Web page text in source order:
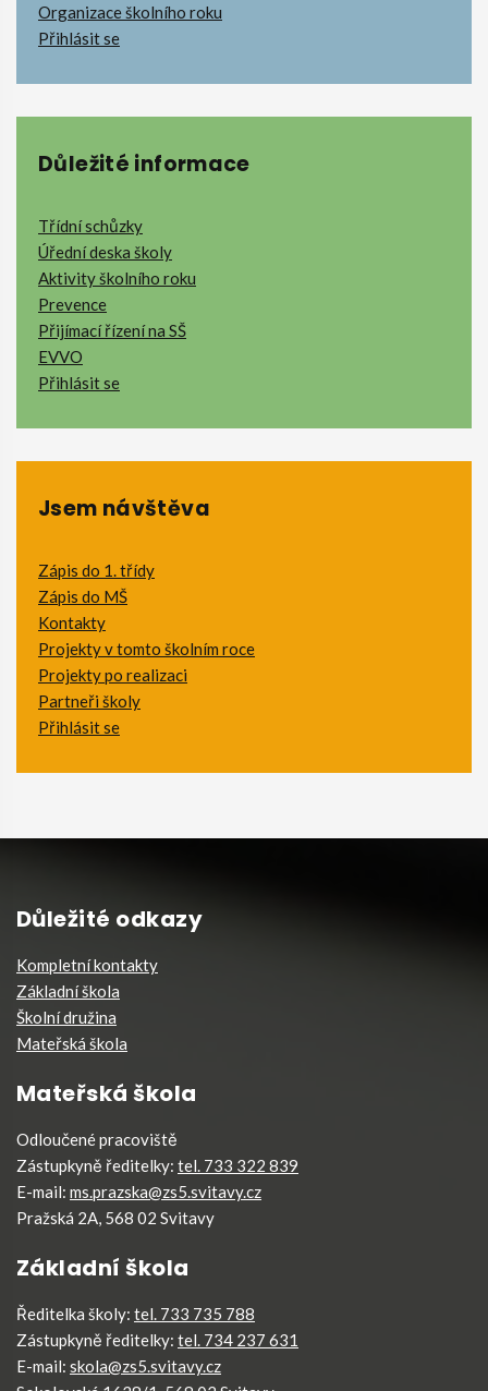
Organizace školního roku
Přihlásit se
Důležité informace
Třídní schůzky
Úřední deska školy
Aktivity školního roku
Prevence
Přijímací řízení na SŠ
EVVO
Přihlásit se
Jsem návštěva
Zápis do 1. třídy
Zápis do MŠ
Kontakty
Projekty v tomto školním roce
Projekty po realizaci
Partneři školy
Přihlásit se
Důležité odkazy
Kompletní kontakty
Základní škola
Školní družina
Mateřská škola
Mateřská škola
Odloučené pracoviště
Zástupkyně ředitelky: tel. 733 322 839
E-mail: ms.prazska@zs5.svitavy.cz
Pražská 2A, 568 02 Svitavy
Základní škola
Ředitelka školy: tel. 733 735 788
Zástupkyně ředitelky: tel. 734 237 631
E-mail: skola@zs5.svitavy.cz